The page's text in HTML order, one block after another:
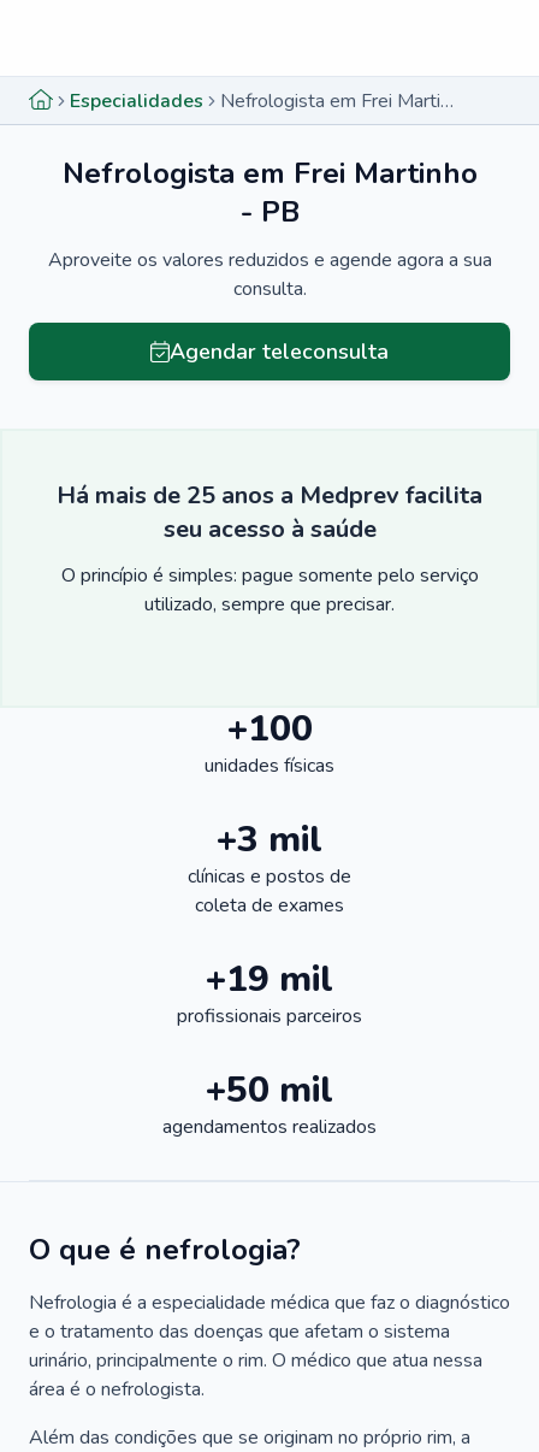
Especialidades Nefrologista em Frei Martinho - PB
Nefrologista em Frei Martinho
- PB
Aproveite os valores reduzidos e agende agora a sua
consulta.
Agendar teleconsulta
Há mais de 25 anos a Medprev facilita
seu acesso à saúde
O princípio é simples: pague somente pelo serviço
utilizado, sempre que precisar.
+100
unidades físicas
+3 mil
clínicas e postos de
coleta de exames
+19 mil
profissionais parceiros
+50 mil
agendamentos realizados
O que é nefrologia?
Nefrologia é a especialidade médica que faz o diagnóstico
e o tratamento das doenças que afetam o sistema
urinário, principalmente o rim. O médico que atua nessa
área é o nefrologista.
Além das condições que se originam no próprio rim, a